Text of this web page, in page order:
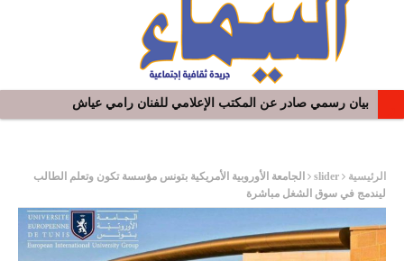
بيان رسمي صادر عن المكتب الإعلامي للفنان رامي عياش
في افتتاح مهرجان بومخلوف الدولي: رؤوف ماهر يتالق و يشد الجمهور
الرئيسية slider
الجامعة الأوروبية الأمريكية بتونس مؤسسة تكون وتعلم الطالب
ليندمج في سوق الشغل مباشرة